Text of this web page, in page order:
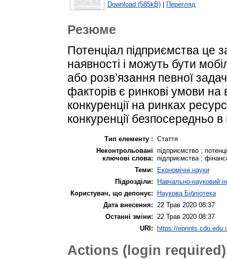
Download (585kB) Перегляд
Резюме
Потенціал підприємства це
наявності і можуть бути
або розв’язання певної
факторів є ринкові умови на
конкуренції на ринках
конкуренції безпосередньо в
Тип елементу : Стаття
Неконтрольовані
ключові слова:
підприємство ;
підприємства ;
Теми:
Економічні науки
Підрозділи:
Навчально-науковий
Користувач, що депонує:
Наукова Бібліотека
Дата внесення:
22 Трав 2020 08:37
Останні зміни:
22 Трав 2020 08:37
URI: https://
Actions (login required)